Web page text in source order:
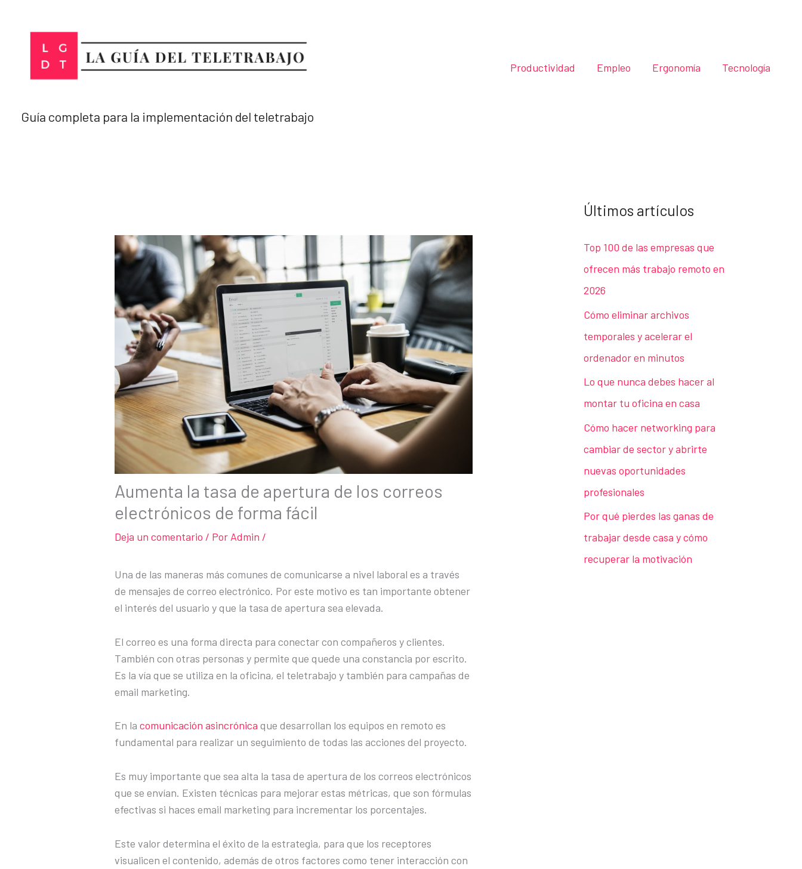
contenido
Guía completa para la implementación del teletrabajo
Productividad Empleo Ergonomía Tecnología
Aumenta la tasa de apertura de los correos
electrónicos de forma fácil
Deja un comentario / Por Admin /
Una de las maneras más comunes de comunicarse a nivel laboral es a través
de mensajes de correo electrónico. Por este motivo es tan importante obtener
el interés del usuario y que la tasa de apertura sea elevada.
El correo es una forma directa para conectar con compañeros y clientes.
También con otras personas y permite que quede una constancia por escrito.
Es la vía que se utiliza en la oficina, el teletrabajo y también para campañas de
email marketing.
En lacomunicación asincrónica que desarrollan los equipos en remoto es
fundamental para realizar un seguimiento de todas las acciones del proyecto.
Es muy importante que sea alta la tasa de apertura de los correos electrónicos
que se envían. Existen técnicas para mejorar estas métricas, que son fórmulas
efectivas si haces email marketing para incrementar los porcentajes.
Este valor determina el éxito de la estrategia, para que los receptores
visualicen el contenido, además de otros factores como tener interacción con
Últimos artículos
Top 100 de las empresas que
ofrecen más trabajo remoto en
2026
Cómo eliminar archivos
temporales y acelerar el
ordenador en minutos
Lo que nunca debes hacer al
montar tu oficina en casa
Cómo hacer networking para
cambiar de sector y abrirte
nuevas oportunidades
profesionales
Por qué pierdes las ganas de
trabajar desde casa y cómo
recuperar la motivación